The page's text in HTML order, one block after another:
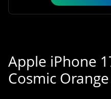
Apple iPhone
Cosmic